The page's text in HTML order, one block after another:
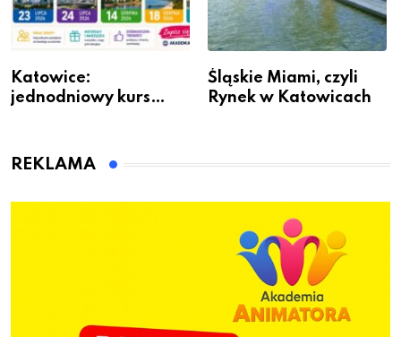
Katowice:
jednodniowy kurs
dzieci
Śląskie Miami, czyli
Rynek w Katowicach
REKLAMA